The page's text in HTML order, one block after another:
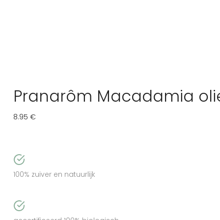
Pranarôm Macadamia
8.95 €
100% zuiver en natuurlijk